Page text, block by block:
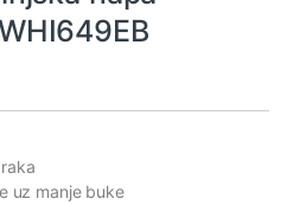
uz manje buke